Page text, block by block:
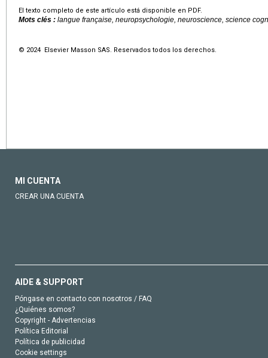
El texto completo de este artículo está disponible en PDF.
Mots clés : langue française, neuropsychologie, neuroscience, science
© 2024 Elsevier Masson SAS. Reservados todos los derechos.
MI CUENTA
CREAR UNA CUENTA
AIDE & SUPPORT
Póngase en contacto con nosotros / FAQ
¿Quiénes somos?
Copyright - Advertencias
Política Editorial
Política de publicidad
Cookie settings